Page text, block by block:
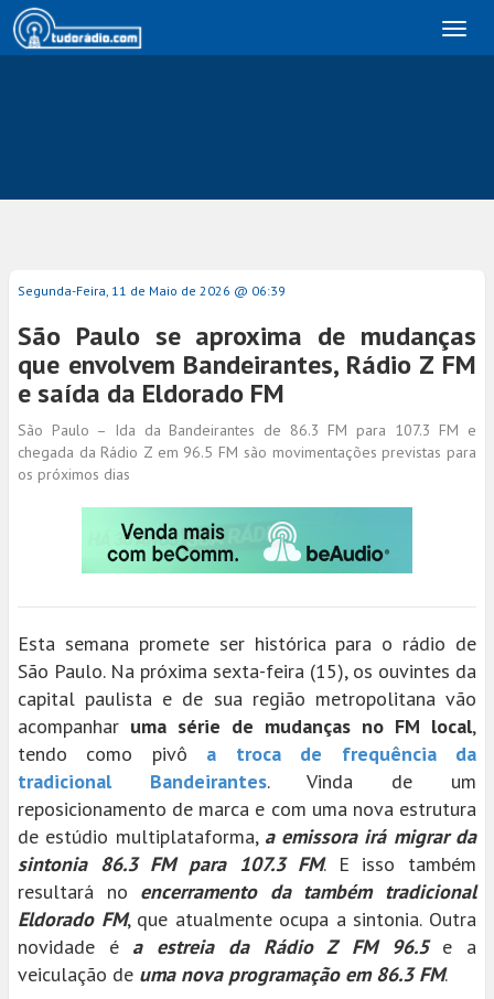
Segunda-Feira, 11 de Maio de 2026 @ 06:39
São Paulo se aproxima de mudanças
que envolvem Bandeirantes, Rádio Z FM
e saída da Eldorado FM
São Paulo – Ida da Bandeirantes de 86.3 FM para 107.3 FM e
chegada da Rádio Z em 96.5 FM são movimentações previstas para
os próximos dias
Esta semana promete ser histórica para o rádio de
São Paulo. Na próxima sexta-feira (15), os ouvintes da
capital paulista e de sua região metropolitana vão
acompanhar uma série de mudanças no FM local,
tendo como pivô a troca de frequência da
tradicional Bandeirantes. Vinda de um
reposicionamento de marca e com uma nova estrutura
de estúdio multiplataforma, a emissora irá migrar da
sintonia 86.3 FM para 107.3 FM. E isso também
resultará no encerramento da também tradicional
Eldorado FM, que atualmente ocupa a sintonia. Outra
novidade é a estreia da Rádio Z FM 96.5e a
veiculação de uma nova programação em 86.3 FM.